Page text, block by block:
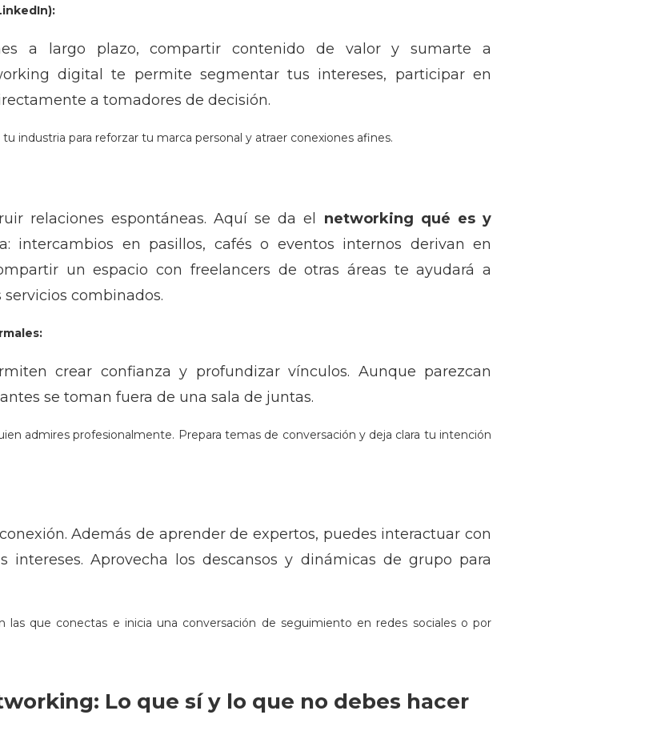
a largo plazo, compartir contenido de valor y sumarte a
digital te permite segmentar tus intereses, participar en
a tomadores de decisión.
industria para reforzar tu marca personal y atraer conexiones afines.
relaciones espontáneas. Aquí se da el networking qué es y
intercambios en pasillos, cafés o eventos internos derivan en
un espacio con freelancers de otras áreas te ayudará a
combinados.
crear confianza y profundizar vínculos. Aunque parezcan
se toman fuera de una sala de juntas.
admires profesionalmente. Prepara temas de conversación y deja clara tu intención
Además de aprender de expertos, puedes interactuar con
intereses. Aprovecha los descansos y dinámicas de grupo para
las que conectas e inicia una conversación de seguimiento en redes sociales o por
Lo que sí y lo que no debes hacer